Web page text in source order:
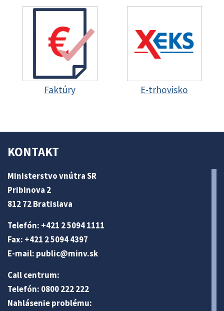
Faktúry E-trhovisko
KONTAKT
Ministerstvo vnútra SR
Pribinova 2
812 72 Bratislava
Telefón: +421 2 5094 1111
Fax: +421 2 5094 4397
E-mail: public@minv.sk
Call centrum:
Telefón: 0800 222 222
Nahlásenie problému: